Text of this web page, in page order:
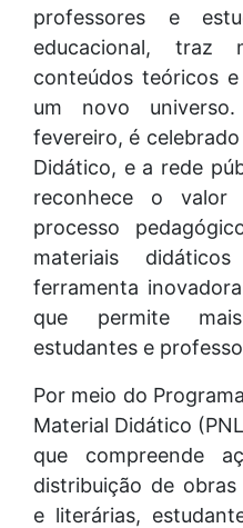
professores e
educacional,
conteúdos teóricos
um novo
fevereiro, é
Didático, e a rede
reconhece o valor
processo
materiais
ferramenta
que permite
estudantes e
Por meio do
Material Didático
que compreende
distribuição de
e literárias,